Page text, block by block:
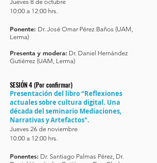
Jueves 8 de octubre
10:00 a 12:00 hrs.
Ponente: Dr. José Omar Pérez Baños (UAM,
Lerma)
Presenta y modera: Dr. Daniel Hernández
Gutiérrez (UAM, Lerma)
SESIÓN 4 (Por confirmar)
Presentación del libro “Reflexiones
actuales sobre cultura digital. Una
década del seminario Mediaciones,
Narrativas y Artefactos".
Jueves 26 de noviembre
10:00 a 12:00 hrs.
Ponentes: Dr. Santiago Palmas Pérez, Dr.